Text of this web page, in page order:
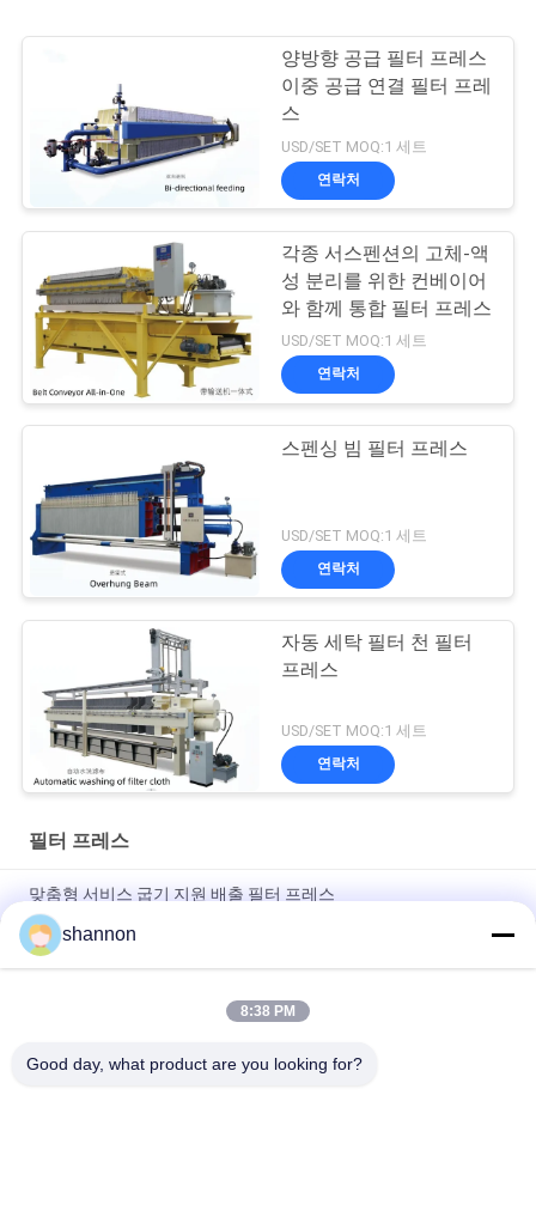
양방향 공급 필터 프레스
이중 공급 연결 필터 프레
스
USD/SET MOQ:1 세트
연락처
각종 서스펜션의 고체-액
성 분리를 위한 컨베이어
와 함께 통합 필터 프레스
USD/SET MOQ:1 세트
연락처
스펜싱 빔 필터 프레스
USD/SET MOQ:1 세트
연락처
자동 세탁 필터 천 필터
프레스
USD/SET MOQ:1 세트
연락처
필터 프레스
맞춤형 서비스 굽기 지원 배출 필터 프레스
자동 플리핑 보드 필터 프레스 슬러지 프레스 기계 설치가 쉽습니
다
디아프라그마 프레스 필터 프레스 필터 플레이트 필터 프레스 천
shannon
8:38 PM
Good day, what product are you looking for?